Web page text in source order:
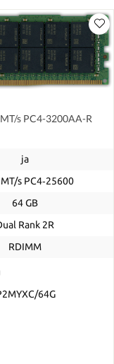
s PC4-3200AA-R
ja
s PC4‑25600
64 GB
Rank 2R
RDIMM
64G